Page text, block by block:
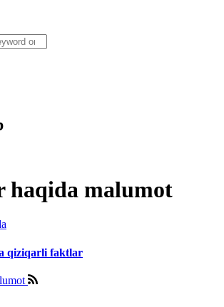
haqida malumot
qiziqarli faktlar